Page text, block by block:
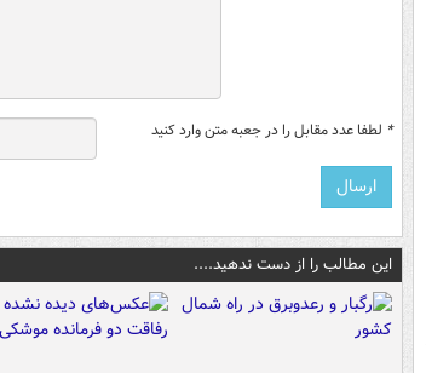
* لطفا عدد مقابل را در جعبه متن وارد کنید
این مطالب را از دست ندهید....